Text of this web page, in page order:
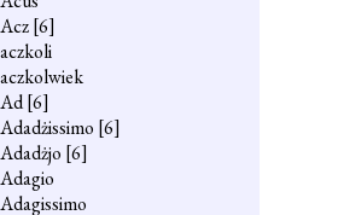
Acz[6]
aczkoli
aczkolwiek
Ad[6]
Adadżissimo [6]
Adadżjo [6]
Adagio
Adagissimo